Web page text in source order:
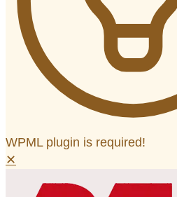
WPML plugin is required!
✕